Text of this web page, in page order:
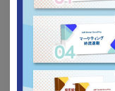
た。
4. 成果